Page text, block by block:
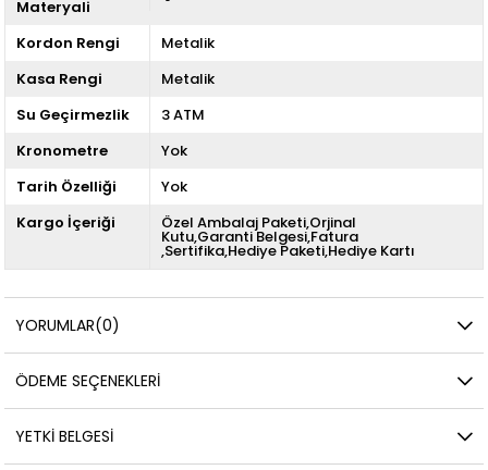
Materyali
Kordon Rengi
Metalik
Kasa Rengi
Metalik
Su Geçirmezlik
3 ATM
Kronometre
Yok
Tarih Özelliği
Yok
Kargo İçeriği
Özel Ambalaj Paketi,Orjinal
Kutu,Garanti Belgesi,Fatura
,Sertifika,Hediye Paketi,Hediye Kartı
YORUMLAR(0)
ÖDEME SEÇENEKLERI
YETKİ BELGESİ